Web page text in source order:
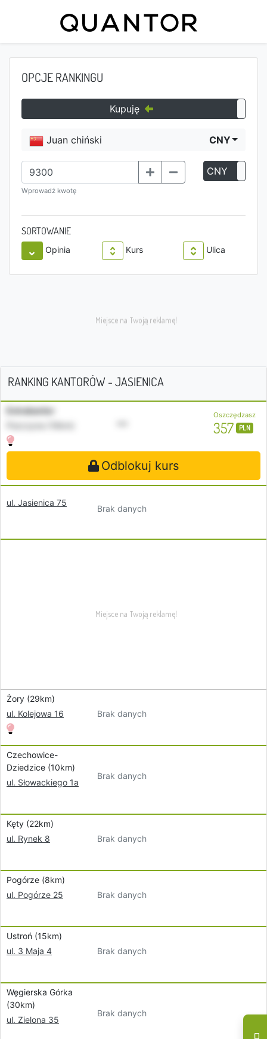
OPCJE RANKINGU
Kupuję
Juan chiński CNY
Wprowadź kwotę
CNY
SORTOWANIE
Opinia Kurs Ulica
RANKING KANTORÓW - JASIENICA
Extrakantor
•••
Oszczędzasz
357 PLN
Odblokuj kurs
ul. Jasienica 75
Brak danych
Żory (29km)
ul. Kolejowa 16
Brak danych
Czechowice-
Dziedzice (10km)
ul. Słowackiego 1a
Brak danych
Kęty (22km)
ul. Rynek 8
Brak danych
Pogórze (8km)
ul. Pogórze 25
Brak danych
Ustroń (15km)
ul. 3 Maja 4
Brak danych
Węgierska Górka
(30km)
ul. Zielona 35
Brak danych